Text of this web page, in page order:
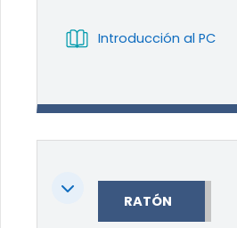
Introducción al PCLibro
Colapsar RATÓN